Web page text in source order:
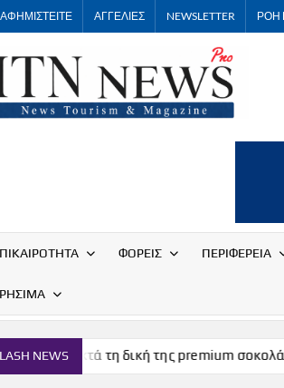
ΑΓΓΕΛΙΕΣ NEWSLETTER ΡΟΗ
ΦΟΡΕΙΣ ΠΕΡΙΦΕΡΕΙΑ
NEWS
τη δική της premium σοκολάτα Η